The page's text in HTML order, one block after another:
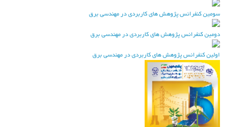
کنفرانس پژوهش های کاربردی در مهندسی برق
کنفرانس پژوهش های کاربردی در مهندسی برق
کنفرانس پژوهش های کاربردی در مهندسی برق